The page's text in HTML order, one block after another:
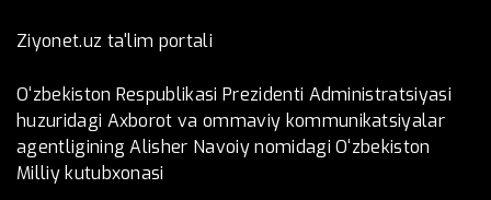
Ziyonet.uz ta'lim portali
O‘zbekiston Respublikasi Prezidenti Administratsiyasi
huzuridagi Axborot va ommaviy kommunikatsiyalar
agentligining Alisher Navoiy nomidagi O‘zbekiston
Milliy kutubxonasi